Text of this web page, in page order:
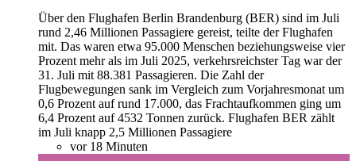
Über den Flughafen Berlin Brandenburg (BER) sind im Juli
rund 2,46 Millionen Passagiere gereist, teilte der Flughafen
mit. Das waren etwa 95.000 Menschen beziehungsweise vier
Prozent mehr als im Juli 2025, verkehrsreichster Tag war der
31. Juli mit 88.381 Passagieren. Die Zahl der
Flugbewegungen sank im Vergleich zum Vorjahresmonat um
0,6 Prozent auf rund 17.000, das Frachtaufkommen ging um
6,4 Prozent auf 4532 Tonnen zurück. Flughafen BER zählt
im Juli knapp 2,5 Millionen Passagiere
vor 18 Minuten